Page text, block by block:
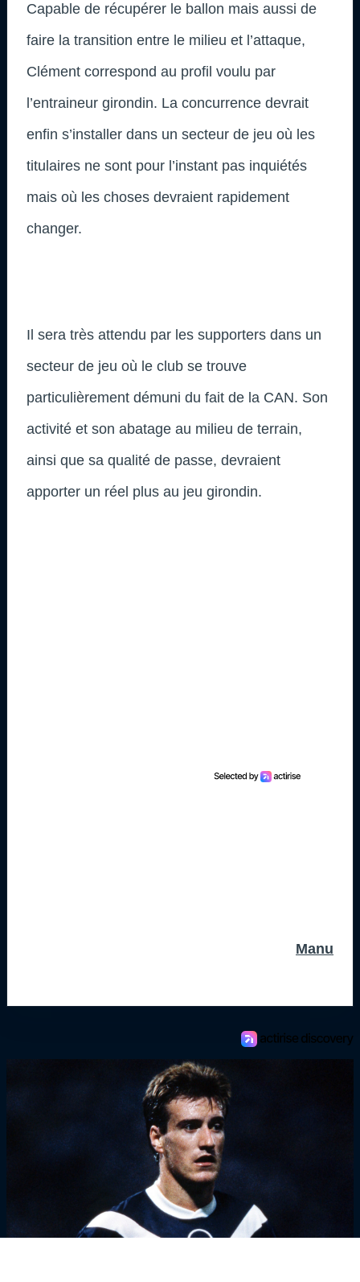
Capable de récupérer le ballon mais aussi de
faire la transition entre le milieu et l’attaque,
Clément correspond au profil voulu par
l’entraineur girondin. La concurrence devrait
enfin s’installer dans un secteur de jeu où les
titulaires ne sont pour l’instant pas inquiétés
mais où les choses devraient rapidement
changer.
Il sera très attendu par les supporters dans un
secteur de jeu où le club se trouve
particulièrement démuni du fait de la CAN. Son
activité et son abatage au milieu de terrain,
ainsi que sa qualité de passe, devraient
apporter un réel plus au jeu girondin.
Manu